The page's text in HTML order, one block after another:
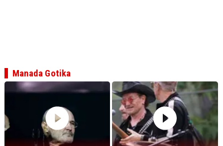
Manada Gotika